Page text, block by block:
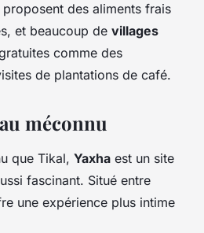
des aliments frais
et beaucoup de villages
comme des
de plantations de café.
méconnu
que Tikal, Yaxha est un site
fascinant. Situé entre
une expérience plus intime